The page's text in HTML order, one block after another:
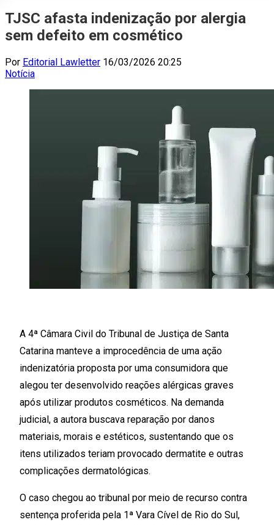
TJSC afasta indenização por alergia
sem defeito em cosmético
Por Editorial Lawletter 16/03/2026 20:25
Notícia
A 4ª Câmara Civil do Tribunal de Justiça de Santa
Catarina manteve a improcedência de uma ação
indenizatória proposta por uma consumidora que
alegou ter desenvolvido reações alérgicas graves
após utilizar produtos cosméticos. Na demanda
judicial, a autora buscava reparação por danos
materiais, morais e estéticos, sustentando que os
itens utilizados teriam provocado dermatite e outras
complicações dermatológicas.
O caso chegou ao tribunal por meio de recurso contra
sentença proferida pela 1ª Vara Cível de Rio do Sul,